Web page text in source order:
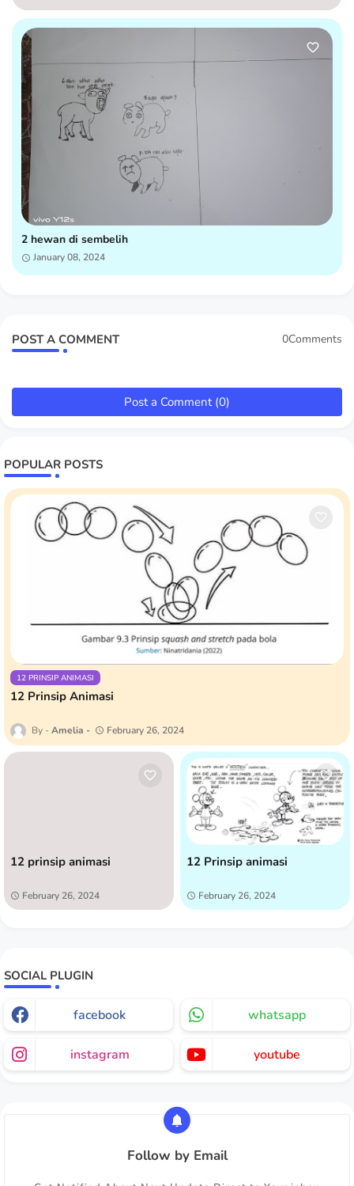
2 hewan di sembelih
January 08, 2024
POST A COMMENT 0Comments
Post a Comment (0)
POPULAR POSTS
12 PRINSIP ANIMASI
12 Prinsip Animasi
Amelia February 26, 2024
12 prinsip animasi
February 26, 2024
12 Prinsip animasi
February 26, 2024
SOCIAL PLUGIN
facebook whatsapp
instagram youtube
Follow by Email